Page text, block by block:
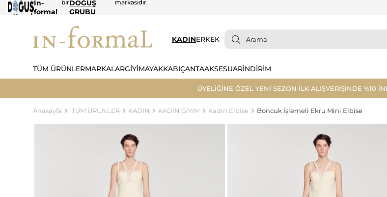
In-
formal
birDOĞUŞ
GRUBU
markasıdır.
KADINERKEK
TÜM ÜRÜNLERMARKALARGİYİMAYAKKABIÇANTAAKSESUARİNDİRİM
ÜYELİĞİNE ÖZEL YENİ SEZON İLK ALIŞVERİŞİNDE %10
Anasayfa TÜM ÜRÜNLER KADIN KADIN GİYİM Kadın Elbise Boncuk İşlemeli Ekru Mini Elbise